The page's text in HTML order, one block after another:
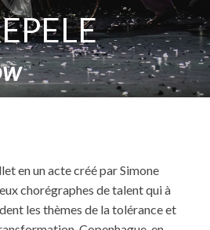
en un acte créé par Simone
chorégraphes de talent qui à
les thèmes de la tolérance et